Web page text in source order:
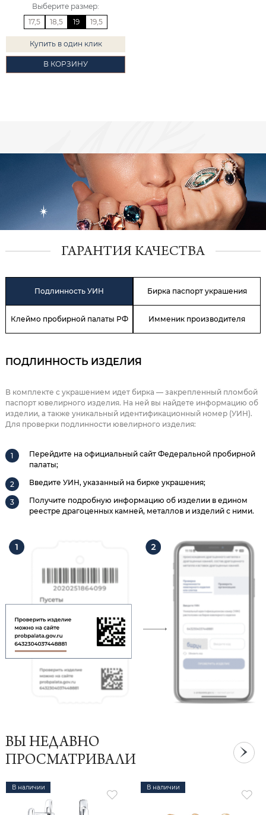
Выберите размер:
17,5
18,5 19 19,5
Купить в один клик
В КОРЗИНУ
ГАРАНТИЯ КАЧЕСТВА
Подлинность УИН Бирка паспорт украшения
Клеймо пробирной палаты РФ Имменик производителя
ПОДЛИННОСТЬ ИЗДЕЛИЯ
В комплекте с украшением идет бирка — закрепленный пломбой
паспорт ювелирного изделия. На ней вы найдете информацию об
изделии, а также уникальный идентификационный номер (УИН).
Для проверки подлинности ювелирного изделия:
Перейдите на официальный сайт Федеральной пробирной
палаты;
Введите УИН, указанный на бирке украшения;
Получите подробную информацию об изделии в едином
реестре драгоценных камней, металлов и изделий с ними.
ВЫ НЕДАВНО
ПРОСМАТРИВАЛИ
В наличии В наличии